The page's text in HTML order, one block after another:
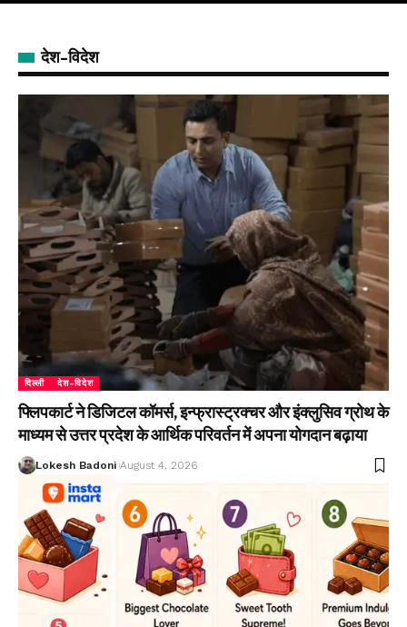
देश-विदेश
दिल्ली देश-विदेश
फ्लिपकार्ट ने डिजिटल कॉमर्स, इन्फ्रास्ट्रक्चर और इंक्लुसिव ग्रोथ के
माध्यम से उत्तर प्रदेश के आर्थिक परिवर्तन में अपना योगदान बढ़ाया
Lokesh Badoni August 4, 2026